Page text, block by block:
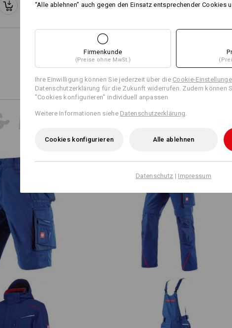
Alle Details vergleichen
MATCH
2020 Bundhose e.s.motion 2020
“Alle ablehnen” auch gegen den Einsatz entsprechender Cookies
Firmenkunde
(Preise ohne MwSt.)
Ihre Einwilligung können Sie jederzeit über die Cookie-
Datenschutzerklärung für die Zukunft widerrufen. Zudem können
"Cookies konfigurieren" individuell anpassen
Weitere Informationen siehe Datenschutzerklärung
Cookies konfigurieren Alle ablehnen
Datenschutz | Impressum